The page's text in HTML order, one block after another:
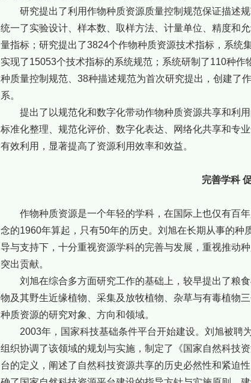
研究提出了利用作物种质资源质量控制规范保证描述
统一了实验设计、样本数、取样方法、计量单位、精度和
量指标；研究提出了3824个作物种质资源技术指标，系统
实现了15053个技术指标的系统规范；系统研制了110种
种质量控制规范、38种描述规范为首次研究提出，创建了
系。
提出了以规范化和数字化带动作物种质资源共享和利
标准化整理、规范化评价、数字化表达、网络化共享和专
有效利用，显著提高了资源利用效率和效益。
完善学科
作物种质资源是一个年轻的学科，在国际上也仅有百
念的1960年算起，只有50年的历史。刘旭在长期从事的
导与支持下，十分重视资源学科的完善与发展，重视推动
突出贡献。
刘旭在综合多方面研究工作的基础上，较早提出了粮
物及其野生近缘植物、采集及放牧植物、杂草与有毒植物
种质资源的研究对象、方向和领域。
2003年，国家科技基础条件平台开始建设。刘旭被聘
组织协调了该领域的规划与实施，制定了《国家自然科技
台的定义，阐述了自然科技资源共享的历史必然性和紧迫